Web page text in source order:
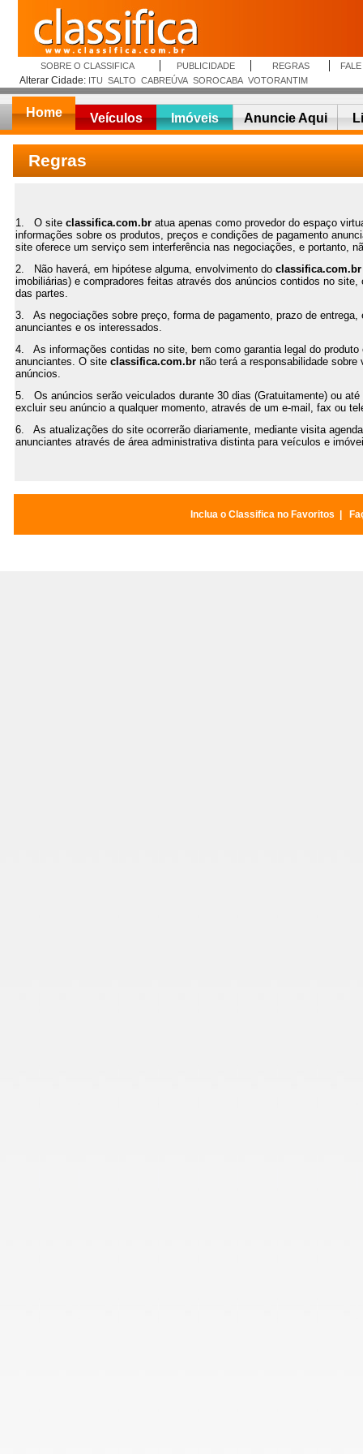
SOBRE O CLASSIFICA PUBLICIDADE REGRAS
Alterar Cidade: ITU SALTO CABREÚVA SOROCABA VOTORANTIM
Home Veículos Imóveis Anuncie Aqui
Regras
1. O site classifica.com.br atua apenas como provedor do espaço
informações sobre os produtos, preços e condições de pagamento
site oferece um serviço sem interferência nas negociações, e portanto,
2. Não haverá, em hipótese alguma, envolvimento do classifica.com.br
imobiliárias) e compradores feitas através dos anúncios contidos no
das partes.
3. As negociações sobre preço, forma de pagamento, prazo de
anunciantes e os interessados.
4. As informações contidas no site, bem como garantia legal do
anunciantes. O site classifica.com.br não terá a responsabilidade
anúncios.
5. Os anúncios serão veiculados durante 30 dias (Gratuitamente) ou
excluir seu anúncio a qualquer momento, através de um e-mail, fax ou
6. As atualizações do site ocorrerão diariamente, mediante visita
anunciantes através de área administrativa distinta para veículos e
Inclua o Classifica no Favoritos